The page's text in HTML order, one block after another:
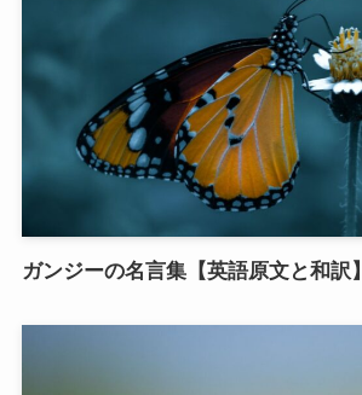
ガンジーの名言集【英語原文と和訳】